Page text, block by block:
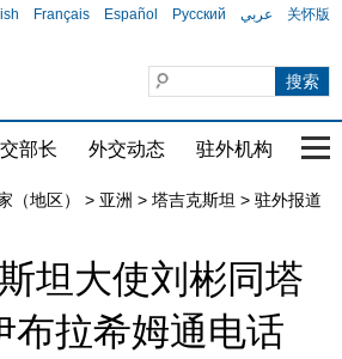
Français Español Русский عربي 关怀版
部长 外交动态 驻外机构 国
（地区） > 亚洲 > 塔吉克斯坦 > 驻外报道
坦大使刘彬同塔
布拉希姆通电话